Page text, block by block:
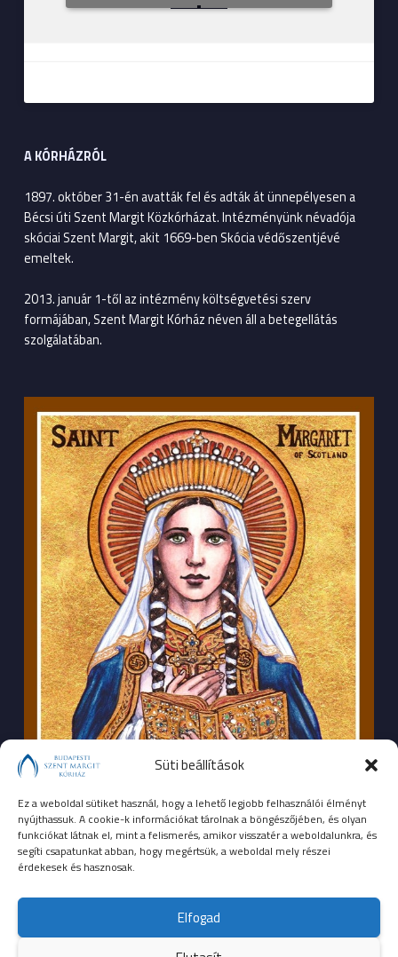
Süti beállítások
Ez a weboldal sütiket használ, hogy a lehető legjobb felhasználói élményt
nyújthassuk. A cookie-k információkat tárolnak a böngészőjében, és olyan
funkciókat látnak el, mint a felismerés, amikor visszatér a weboldalunkra, és
segíti csapatunkat abban, hogy megértsük, a weboldal mely részei
érdekesek és hasznosak.
Elfogad
A KÓRHÁZRÓL
1897. október 31-én avatták fel és adták át ünnepélyesen a
Bécsi úti Szent Margit Közkórházat. Intézményünk névadója
skóciai Szent Margit, akit 1669-ben Skócia védőszentjévé
emeltek.
2013. január 1-től az intézmény költségvetési szerv
formájában, Szent Margit Kórház néven áll a betegellátás
szolgálatában.
SEGÉLYHÍVÓSZÁMOK
104mentők